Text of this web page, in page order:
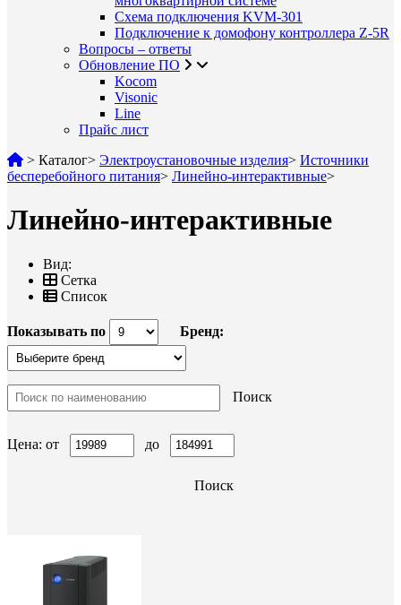
Схема подключения KVM-301
Подключение к домофону контроллера Z-5R
Вопросы – ответы
Обновление ПО
Kocom
Visonic
Line
Прайс лист
> Каталог> Электроустановочные изделия> Источники
бесперебойного питания> Линейно-интерактивные>
Линейно-интерактивные
Вид:
Сетка
Список
Показывать по Бренд:
Поиск
Цена: от до
Поиск